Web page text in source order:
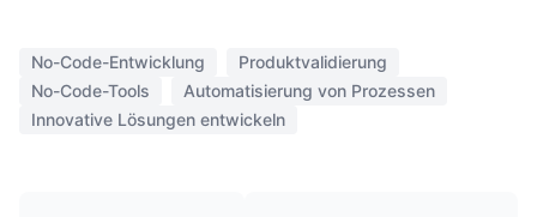
No-Code-Entwicklung
Produktvalidierung
No-Code-Tools
Automatisierung von Prozessen
Innovative Lösungen entwickeln